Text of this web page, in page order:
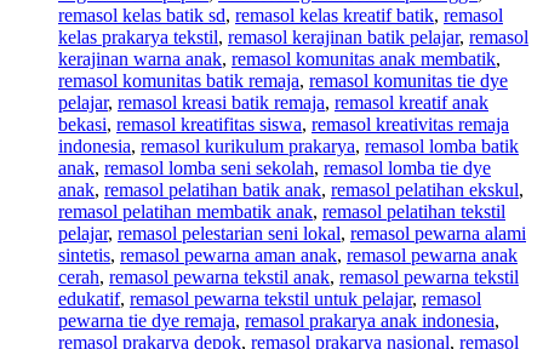
remasol kelas batik sd, remasol kelas kreatif batik, remasol
kelas prakarya tekstil, remasol kerajinan batik pelajar, remasol
kerajinan warna anak, remasol komunitas anak membatik,
remasol komunitas batik remaja, remasol komunitas tie dye
pelajar, remasol kreasi batik remaja, remasol kreatif anak
bekasi, remasol kreatifitas siswa, remasol kreativitas remaja
indonesia, remasol kurikulum prakarya, remasol lomba batik
anak, remasol lomba seni sekolah, remasol lomba tie dye
anak, remasol pelatihan batik anak, remasol pelatihan ekskul,
remasol pelatihan membatik anak, remasol pelatihan tekstil
pelajar, remasol pelestarian seni lokal, remasol pewarna alami
sintetis, remasol pewarna aman anak, remasol pewarna anak
cerah, remasol pewarna tekstil anak, remasol pewarna tekstil
edukatif, remasol pewarna tekstil untuk pelajar, remasol
pewarna tie dye remaja, remasol prakarya anak indonesia,
remasol prakarya depok, remasol prakarya nasional, remasol